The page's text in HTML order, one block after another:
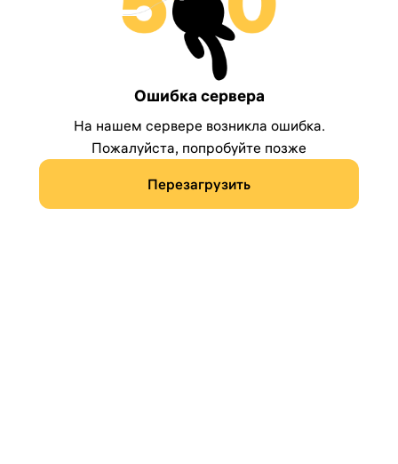
Ошибка сервера
На нашем сервере возникла ошибка.
Пожалуйста, попробуйте позже
Перезагрузить